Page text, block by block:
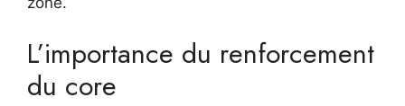
L’importance du renforcement
du core